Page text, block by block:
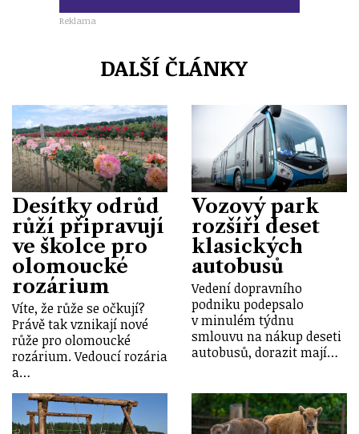
Reklama
DALŠÍ ČLÁNKY
Desítky odrůd
růží připravují
ve školce pro
olomoucké
rozárium
Víte, že růže se očkují?
Právě tak vznikají nové
růže pro olomoucké
rozárium. Vedoucí rozária
a…
Vozový park
rozšíří deset
klasických
autobusů
Vedení dopravního
podniku podepsalo
v minulém týdnu
smlouvu na nákup deseti
autobusů, dorazit mají…